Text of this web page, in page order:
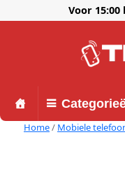
Voor
Home/ Mobiele